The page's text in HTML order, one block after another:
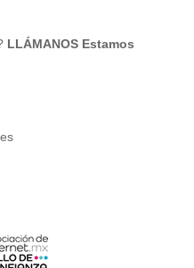
LLÁMANOS Estamos